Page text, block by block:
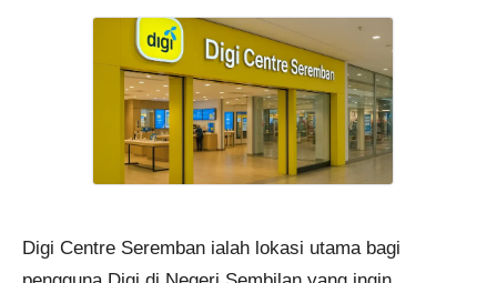
Digi Centre Seremban ialah lokasi utama bagi